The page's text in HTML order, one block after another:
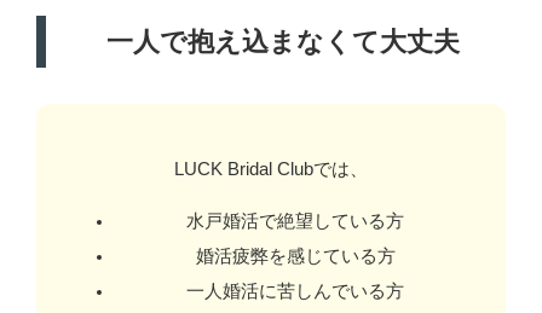
一人で抱え込まなくて大丈夫
LUCK Bridal Clubでは、
水戸婚活で絶望している方
婚活疲弊を感じている方
一人婚活に苦しんでいる方